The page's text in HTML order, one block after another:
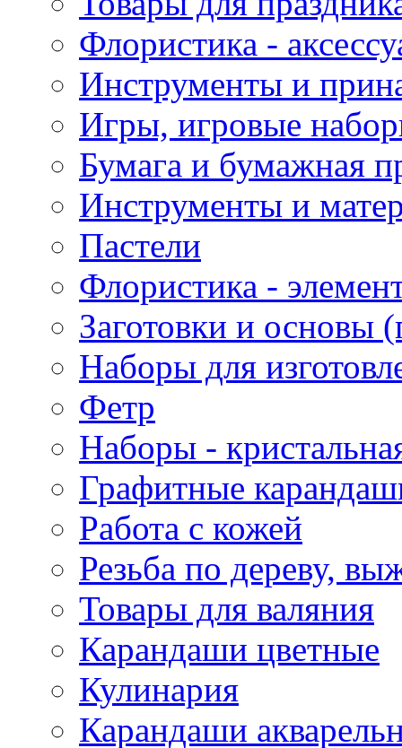
Флористика -
Инструменты и
Игры, игровые
Бумага и бумажная
Инструменты и
Пастели
Флористика -
Заготовки и основы
Наборы для
Фетр
Наборы -
Графитные
Работа с кожей
Резьба по дереву,
Товары для валяния
Карандаши цветные
Кулинария
Карандаши